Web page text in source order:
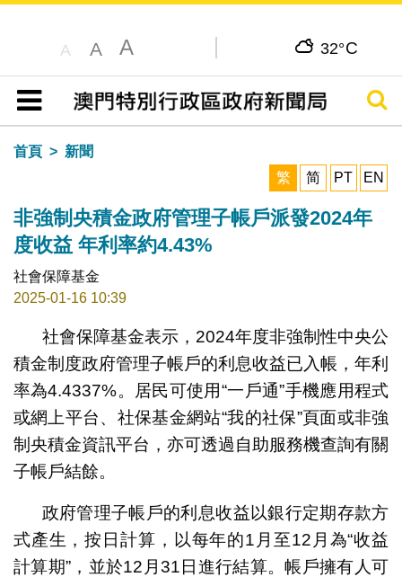
A A A 32°C
目錄
搜尋
首頁
新聞
繁
简 PT EN
非強制央積金政府管理子帳戶派發2024年
度收益 年利率約4.43%
社會保障基金
2025-01-16 10:39
社會保障基金表示，2024年度非強制性中央公
積金制度政府管理子帳戶的利息收益已入帳，年利
率為4.4337%。居民可使用“一戶通”手機應用程式
或網上平台、社保基金網站“我的社保”頁面或非強
制央積金資訊平台，亦可透過自助服務機查詢有關
子帳戶結餘。
政府管理子帳戶的利息收益以銀行定期存款方
式產生，按日計算，以每年的1月至12月為“收益
計算期”，並於12月31日進行結算。帳戶擁有人可